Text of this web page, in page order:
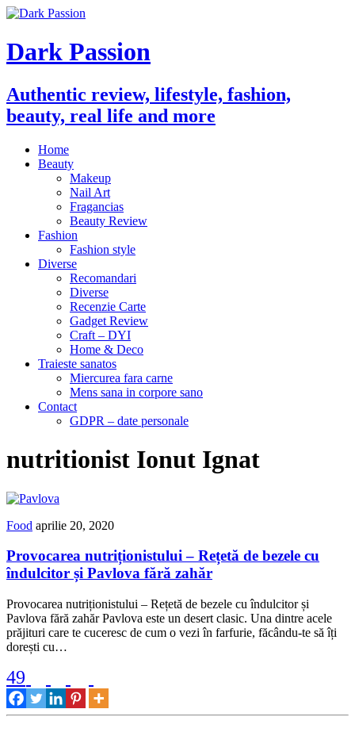
Dark Passion
Authentic review, lifestyle, fashion,
beauty, real life and more
Home
Beauty
Makeup
Nail Art
Fragancias
Beauty Review
Fashion
Fashion style
Diverse
Recomandari
Diverse
Recenzie Carte
Gadget Review
Craft – DYI
Home & Deco
Traieste sanatos
Miercurea fara carne
Mens sana in corpore sano
Contact
GDPR – date personale
nutritionist Ionut Ignat
Food aprilie 20, 2020
Provocarea nutriționistului – Rețetă de bezele cu
îndulcitor și Pavlova fără zahăr
Provocarea nutriționistului – Rețetă de bezele cu îndulcitor și
Pavlova fără zahăr Pavlova este un desert clasic. Una dintre acele
prăjituri care te cuceresc de cum o vezi în farfurie, făcându-te să îți
dorești cu…
49